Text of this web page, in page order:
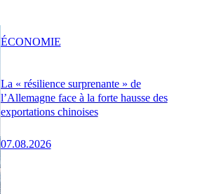
La « résilience surprenante » de
l’Allemagne face à la forte hausse des
exportations chinoises
07.08.2026
ÉCONOMIE